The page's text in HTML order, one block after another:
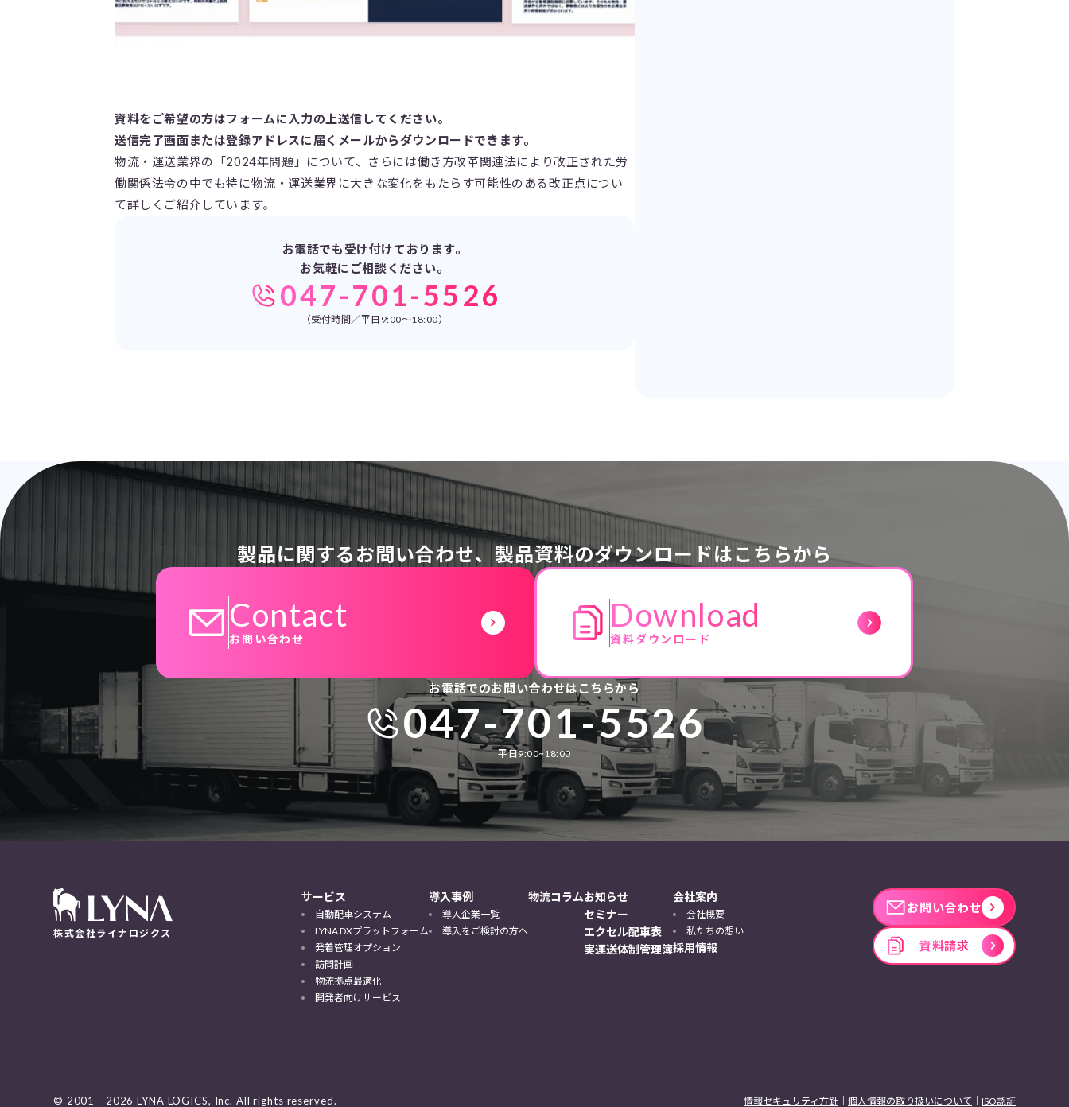
資料をご希望の方はフォームに入力の上送信してください。
送信完了画面または登録アドレスに届くメールからダウンロードできます。
物流・運送業界の「2024年問題」について、さらには働き方改革関連法により改正された労
働関係法令の中でも特に物流・運送業界に大きな変化をもたらす可能性のある改正点につい
て詳しくご紹介しています。
お電話でも受け付けております。
お気軽にご相談ください。
047-701-5526
（受付時間／平日9:00～18:00）
製品に関するお問い合わせ、製品資料のダウンロードはこちらから
Contact
お問い合わせ
Download
資料ダウンロード
お電話でのお問い合わせはこちらから
047-701-5526
平日9:00~18:00
株式会社ライナロジクス
サービス
自動配車システム
LYNA DXプラットフォーム
発着管理オプション
訪問計画
物流拠点最適化
開発者向けサービス
導入事例
導入企業一覧
導入をご検討の方へ
物流コラムお知らせ
セミナー
エクセル配車表
実運送体制管理簿
会社案内
会社概要
私たちの想い
採用情報
お問い合わせ
資料請求
© 2001 - 2026 LYNA LOGICS, Inc. All rights reserved. 情報セキュリティ方針 個人情報の取り扱いについて ISO認証